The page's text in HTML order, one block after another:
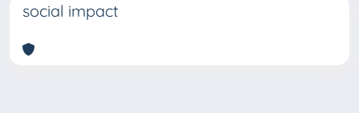
social impact